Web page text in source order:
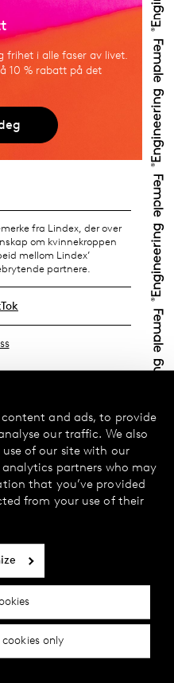
content and ads, to provide
our traffic. We also
of our site with our
partners who may
that you’ve provided
from your use of their
cookies only
frihet i alle faser av livet.
10 % rabatt på det
fra Lindex, der over
om kvinnekroppen
mellom Lindex’
partnere.